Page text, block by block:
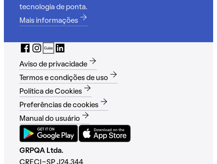
tecnologia de ponta.
Mais informações
Aviso de privacidade
Termos e condições de uso
Política de Cookies
Preferências de cookies
Manual do usuário
GRPQA Ltda.